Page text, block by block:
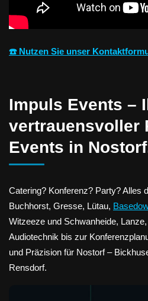
☎️ Nutzen Sie unser
Impuls Events –
vertrauensvoller
Events in
Catering? Konferenz? Party? Alles
Buchhorst, Gresse, Lütau, Basedow
Witzeeze und Schwanheide,
Audiotechnik bis zur
und Präzision für Nostorf –
Rensdorf.